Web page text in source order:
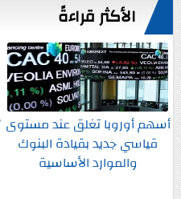
الأكثر قراءةً
أسهم أوروبا تغلق عند مستوى
قياسي جديد بقيادة البنوك
والموارد الأساسية